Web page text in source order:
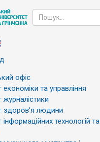
офіс
та управління
журналістики
здоров’я людини
технологій та